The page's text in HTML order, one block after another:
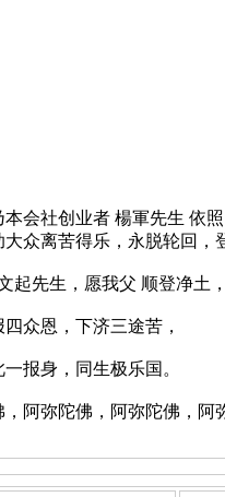
会社创业者 楊軍先生 依
众离苦得乐，永脱轮回，
先生，愿我父 顺登净土
众恩，下济三途苦，
报身，同生极乐国。
阿弥陀佛，阿弥陀佛，阿